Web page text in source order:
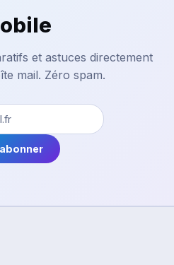
et astuces directement
mail. Zéro spam.